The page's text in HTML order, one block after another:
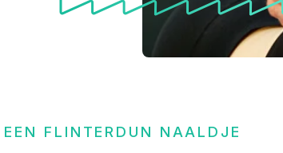
FLINTERDUN NAALDJE